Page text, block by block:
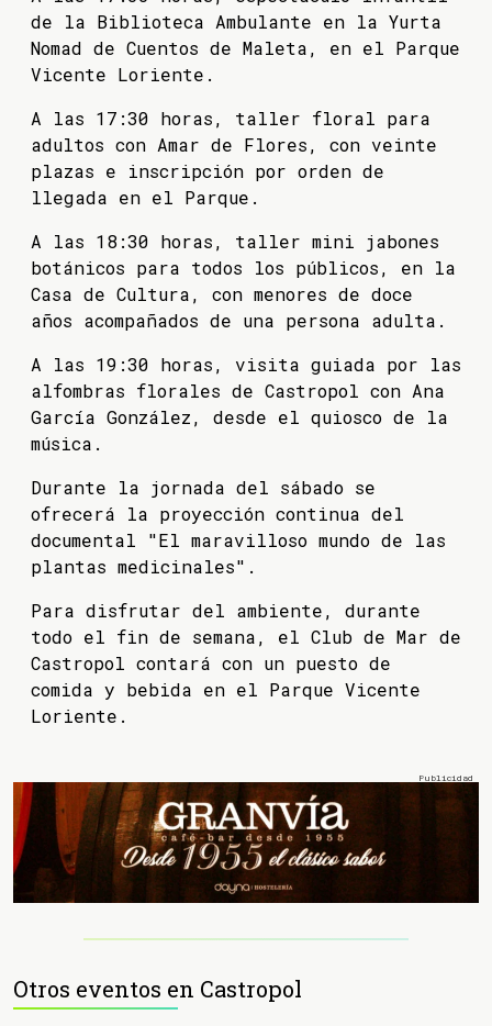
de la Biblioteca Ambulante en la Yurta
Nomad de Cuentos de Maleta, en el Parque
Vicente Loriente.
A las 17:30 horas, taller floral para
adultos con Amar de Flores, con veinte
plazas e inscripción por orden de
llegada en el Parque.
A las 18:30 horas, taller mini jabones
botánicos para todos los públicos, en la
Casa de Cultura, con menores de doce
años acompañados de una persona adulta.
A las 19:30 horas, visita guiada por las
alfombras florales de Castropol con Ana
García González, desde el quiosco de la
música.
Durante la jornada del sábado se
ofrecerá la proyección continua del
documental "El maravilloso mundo de las
plantas medicinales".
Para disfrutar del ambiente, durante
todo el fin de semana, el Club de Mar de
Castropol contará con un puesto de
comida y bebida en el Parque Vicente
Loriente.
Otros eventos en Castropol